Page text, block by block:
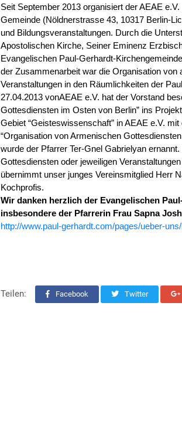
Seit September 2013 organisiert der AEAE
Gemeinde (Nöldnerstrasse 43, 10317 Berlin-
und Bildungsveranstaltungen. Durch die
Apostolischen Kirche, Seiner Eminenz
Evangelischen Paul-Gerhardt-
der Zusammenarbeit war die Organisation
Veranstaltungen in den Räumlichkeiten der
27.04.2013 vonAEAE e.V. hat der Vorstand
Gottesdiensten im Osten von Berlin” ins
Gebiet “Geisteswissenschaft” in AEAE e.V.
“Organisation von Armenischen
wurde der Pfarrer Ter-Gnel Gabrielyan
Gottesdiensten oder jeweiligen
übernimmt unser junges Vereinsmitglied Herr
Kochprofis.
Wir danken herzlich der Evangelischen
insbesondere der Pfarrerin Frau Sapna
http://www.paul-gerhardt.com/pages/ueber-
Teilen: Facebook Twitter